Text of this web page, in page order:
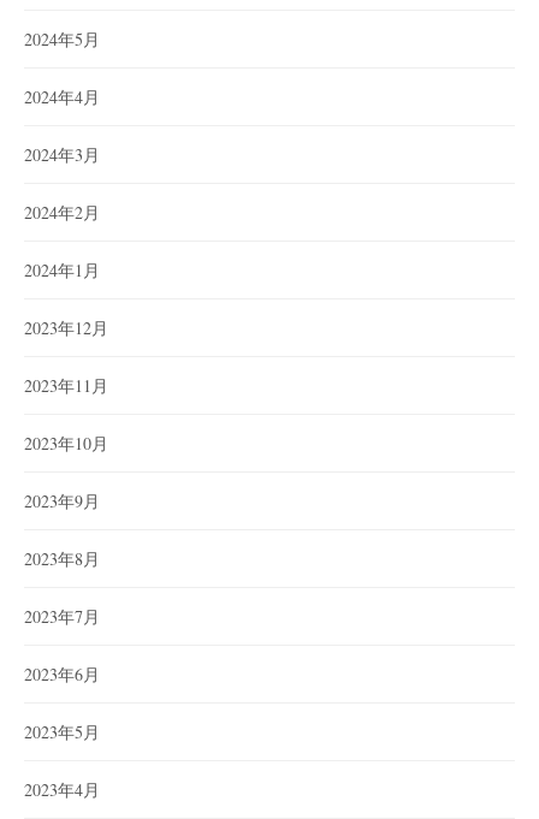
2024年5月
2024年4月
2024年3月
2024年2月
2024年1月
2023年12月
2023年11月
2023年10月
2023年9月
2023年8月
2023年7月
2023年6月
2023年5月
2023年4月